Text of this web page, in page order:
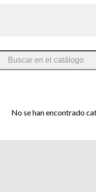
No se han encontrado